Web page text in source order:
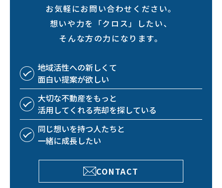
お気軽にお問い合わせください。
想いや力を「クロス」したい、
そんな方の力になります。
地域活性への新しくて
面白い提案が欲しい
大切な不動産をもっと
活用してくれる売却を探している
同じ想いを持つ人たちと
一緒に成長したい
CONTACT